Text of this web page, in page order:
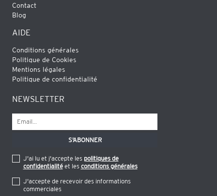
Contact
Blog
AIDE
Conditions générales
Politique de Cookies
Mentions légales
Politique de confidentialité
NEWSLETTER
J'ai lu et j'accepte les politiques de
confidentialitéet les conditions générales
J'accepte de recevoir des informations
commerciales